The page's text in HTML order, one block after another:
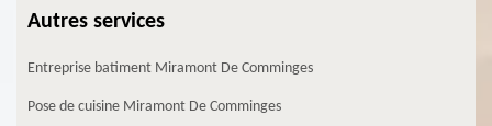
Autres services
Entreprise batiment Miramont De Comminges
Pose de cuisine Miramont De Comminges